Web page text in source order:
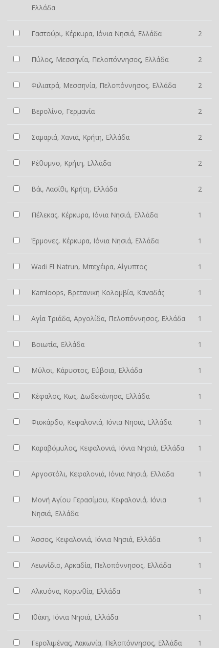
Ελλάδα
Γαστούρι, Κέρκυρα, Ιόνια Νησιά, Ελλάδα 2
Πύλος, Μεσσηνία, Πελοπόννησος, Ελλάδα 2
Φιλιατρά, Μεσσηνία, Πελοπόννησος, Ελλάδα 2
Βερολίνο, Γερμανία 2
Σαμαριά, Χανιά, Κρήτη, Ελλάδα 2
Ρέθυμνο, Κρήτη, Ελλάδα 2
Βάι, Λασίθι, Κρήτη, Ελλάδα 2
Πέλεκας, Κέρκυρα, Ιόνια Νησιά, Ελλάδα 1
Έρμονες, Κέρκυρα, Ιόνια Νησιά, Ελλάδα 1
Wadi El Natrun, Μπεχέιρα, Αίγυπτος 1
Kamloops, Βρετανική Κολομβία, Καναδάς 1
Αγία Τριάδα, Αργολίδα, Πελοπόννησος, Ελλάδα 1
Βοιωτία, Ελλάδα 1
Μύλοι, Κάρυστος, Εύβοια, Ελλάδα 1
Κέφαλος, Κως, Δωδεκάνησα, Ελλάδα 1
Φισκάρδο, Κεφαλονιά, Ιόνια Νησιά, Ελλάδα 1
Καραβόμυλος, Κεφαλονιά, Ιόνια Νησιά, Ελλάδα 1
Αργοστόλι, Κεφαλονιά, Ιόνια Νησιά, Ελλάδα 1
Μονή Αγίου Γερασίμου, Κεφαλονιά, Ιόνια
Νησιά, Ελλάδα
1
Άσσος, Κεφαλονιά, Ιόνια Νησιά, Ελλάδα 1
Λεωνίδιο, Αρκαδία, Πελοπόννησος, Ελλάδα 1
Αλκυόνα, Κορινθία, Ελλάδα 1
Ιθάκη, Ιόνια Νησιά, Ελλάδα 1
Γερολιμένας, Λακωνία, Πελοπόννησος, Ελλάδα 1